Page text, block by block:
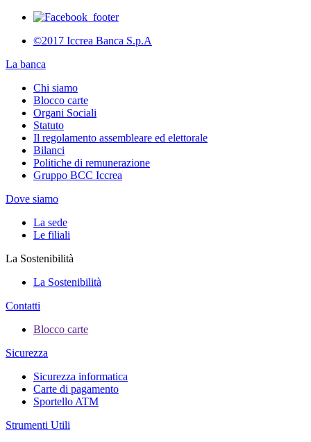
©2017 Iccrea Banca S.p.A
La banca
Chi siamo
Blocco carte
Organi Sociali
Statuto
Il regolamento assembleare ed elettorale
Bilanci
Politiche di remunerazione
Gruppo BCC Iccrea
Dove siamo
La sede
Le filiali
La Sostenibilità
La Sostenibilità
Contatti
Blocco carte
Sicurezza
Sicurezza informatica
Carte di pagamento
Sportello ATM
Strumenti Utili